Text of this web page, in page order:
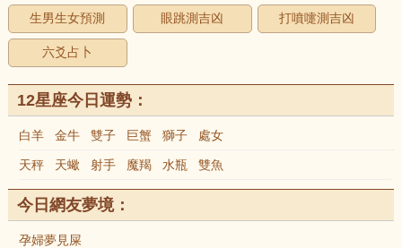
生男生女預測 眼跳測吉凶 打噴嚏測吉凶
六爻占卜
12星座今日運勢：
白羊 金牛 雙子 巨蟹 獅子 處女
天秤 天蠍 射手 魔羯 水瓶 雙魚
今日網友夢境：
孕婦夢見屎